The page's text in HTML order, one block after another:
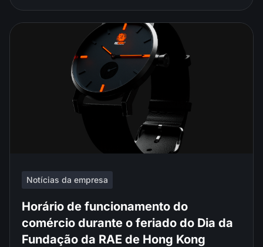
Notícias da empresa
Horário de funcionamento do
comércio durante o feriado do Dia da
Fundação da RAE de Hong Kong